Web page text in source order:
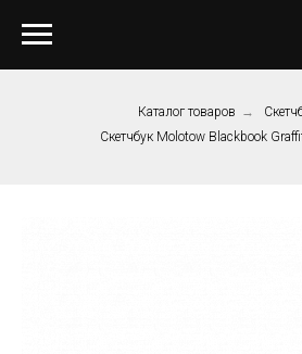
Каталог товаров →
Скетчбук Molotow Blackbook